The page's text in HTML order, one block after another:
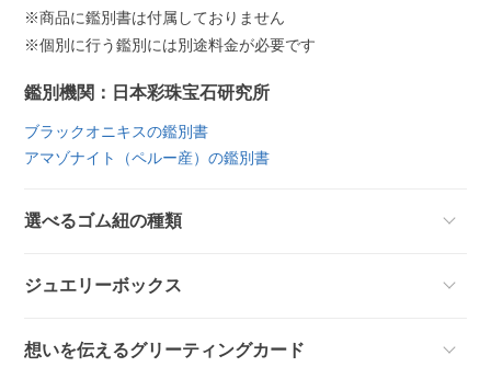
※商品に鑑別書は付属しておりません
※個別に行う鑑別には別途料金が必要です
鑑別機関：日本彩珠宝石研究所
ブラックオニキスの鑑別書
アマゾナイト（ペルー産）の鑑別書
選べるゴム紐の種類
ジュエリーボックス
想いを伝えるグリーティングカード